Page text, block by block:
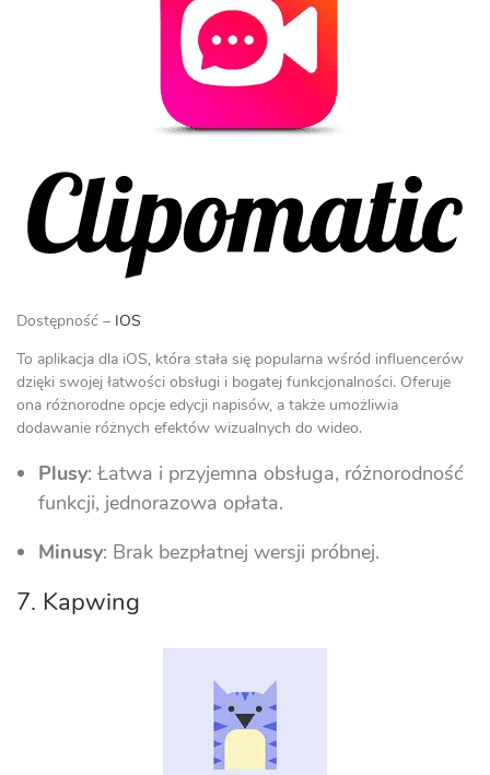
Dostępność – IOS
To aplikacja dla iOS, która stała się popularna wśród influencerów
dzięki swojej łatwości obsługi i bogatej funkcjonalności. Oferuje
ona różnorodne opcje edycji napisów, a także umożliwia
dodawanie różnych efektów wizualnych do wideo.
Plusy: Łatwa i przyjemna obsługa, różnorodność
funkcji, jednorazowa opłata.
Minusy: Brak bezpłatnej wersji próbnej.
7. Kapwing